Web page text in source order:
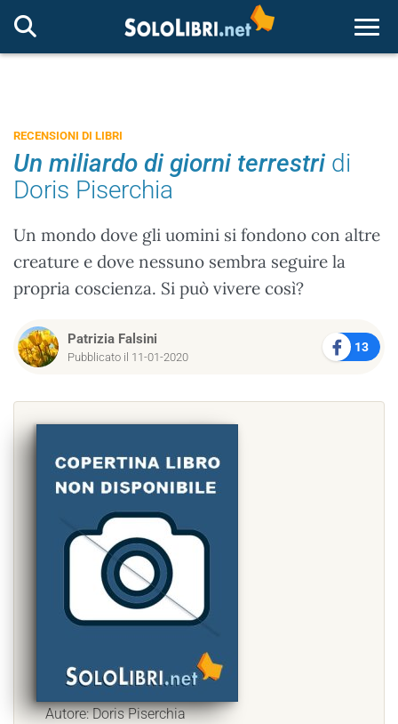
RECENSIONI DI LIBRI
Un miliardo di giorni terrestri di
Doris Piserchia
Un mondo dove gli uomini si fondono con altre
creature e dove nessuno sembra seguire la
propria coscienza. Si può vivere così?
Patrizia Falsini
Pubblicato il 11-01-2020
13
Autore: Doris Piserchia